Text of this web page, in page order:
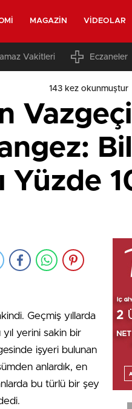
MAGAZIN VIDEOLAR
Vakitleri Eczaneler
143 kez okunmuştur
Yüzde
Geçmiş yıllarda
yerini sakin bir
işyeri bulunan
anlardık, en
bu türlü bir şey